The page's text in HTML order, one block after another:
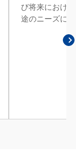
び将来におけ
途のニーズに